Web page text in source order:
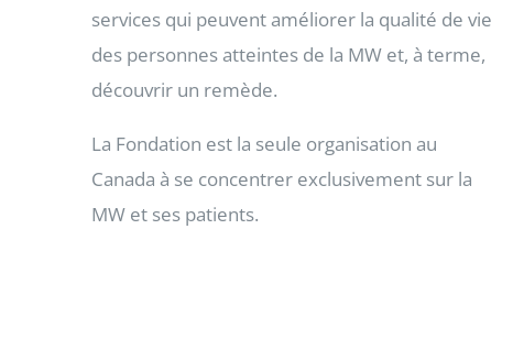
services qui peuvent améliorer la qualité de vie
des personnes atteintes de la MW et, à terme,
découvrir un remède.
La Fondation est la seule organisation au
Canada à se concentrer exclusivement sur la
MW et ses patients.